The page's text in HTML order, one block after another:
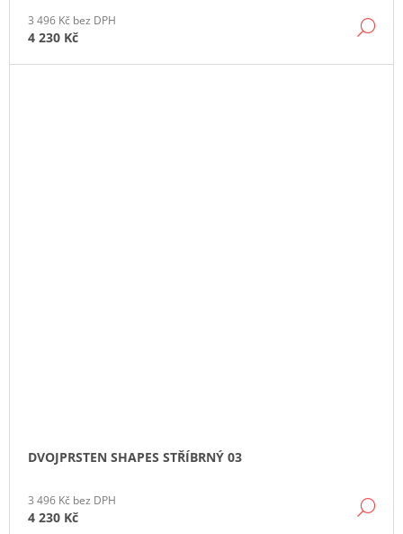
3 496 Kč bez DPH
4 230 Kč
DVOJPRSTEN SHAPES STŘÍBRNÝ 03
3 496 Kč bez DPH
4 230 Kč